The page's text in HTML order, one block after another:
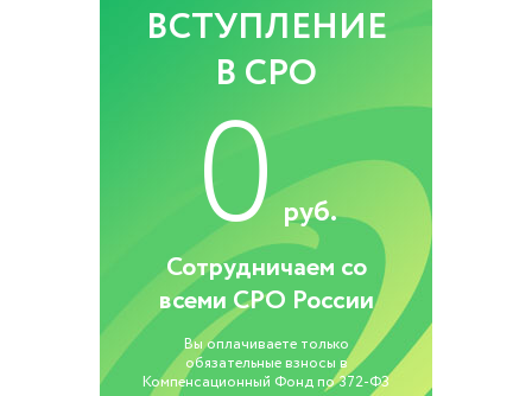
ВСТУПЛЕНИЕ
В СРО
0 руб.
Сотрудничаем со
всеми СРО России
Вы оплачиваете только
обязательные взносы в
Компенсационный Фонд по 372-ФЗ